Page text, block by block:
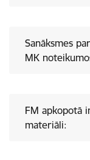
Sanāksmes
MK
FM apkopotā
materiāli: